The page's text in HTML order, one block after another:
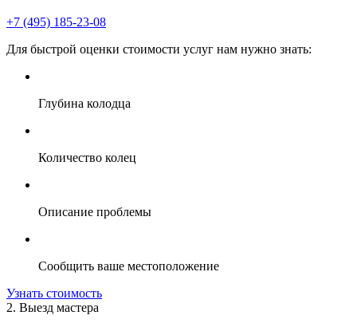
+7 (495) 185-23-08
Для быстрой оценки стоимости услуг нам нужно знать:
Глубина колодца
Количество колец
Описание проблемы
Сообщить ваше местоположение
Узнать стоимость
2. Выезд мастера